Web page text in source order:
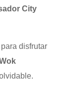
City
disfrutar